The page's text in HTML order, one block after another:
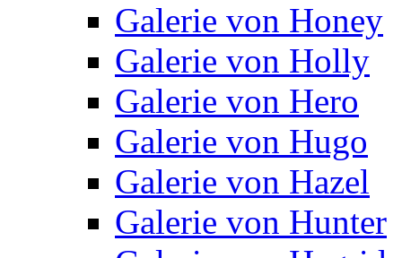
Galerie von Honey
Galerie von Holly
Galerie von Hero
Galerie von Hugo
Galerie von Hazel
Galerie von Hunter